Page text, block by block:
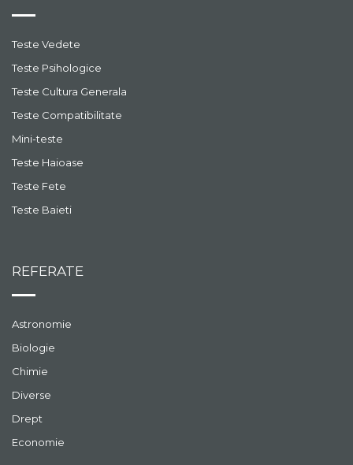
Teste Vedete
Teste Psihologice
Teste Cultura Generala
Teste Compatibilitate
Mini-teste
Teste Haioase
Teste Fete
Teste Baieti
REFERATE
Astronomie
Biologie
Chimie
Diverse
Drept
Economie